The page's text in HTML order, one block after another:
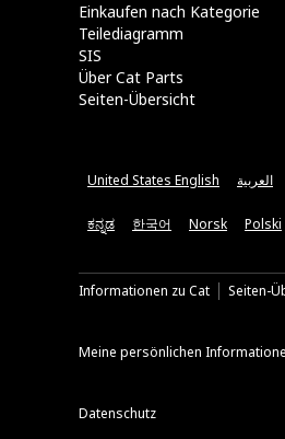
Einkaufen nach Kategorie
Teilediagramm
SIS
Über Cat Parts
Seiten-Übersicht
United States English العربية
ಕನ್ನಡ 한국어 Norsk Polski
Informationen zu Cat Seiten-
Meine persönlichen
Datenschutz